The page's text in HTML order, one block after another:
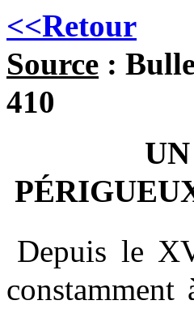
<<Retour
Source :
410
Depuis le